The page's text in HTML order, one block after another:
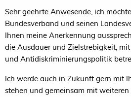
Sehr geehrte Anwesende, ich
Bundesverband und seinen
Ihnen meine Anerkennung
die Ausdauer und Zielstrebigkeit,
und Antidiskriminierungspolitik
Ich werde auch in Zukunft gern mit
stehen und gemeinsam mit